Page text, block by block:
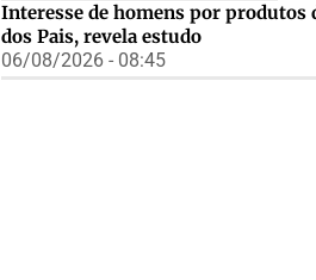
Interesse de homens por produtos
dos Pais, revela estudo
06/08/2026 - 08:45